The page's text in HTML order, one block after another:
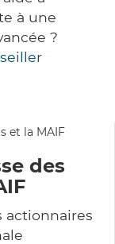
à une
?
des
actionnaires